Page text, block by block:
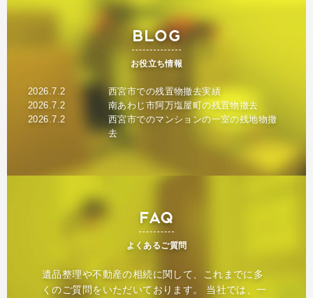
BLOG
お役立ち情報
2026.7.2
西宮市での残置物撤去実績
2026.7.2
南あわじ市阿万塩屋町の残置物撤去
2026.7.2
西宮市でのマンションの一室の残地物撤
去
FAQ
よくあるご質問
遺品整理や不動産の相続に関して、これまでに多
くのご質問をいただいております。 当社では、一